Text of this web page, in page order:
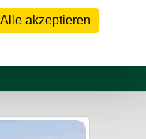
Vorstandsbereich
Alle akzeptieren